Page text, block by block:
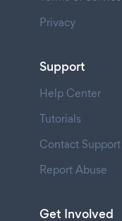
Privacy
Support
Help Center
Tutorials
Contact Support
Report Abuse
Get Involved